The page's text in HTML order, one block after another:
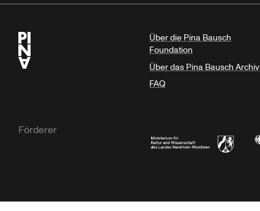
Über die Pina Bausch
Foundation
Über das Pina Bausch Archiv
FAQ
Förderer